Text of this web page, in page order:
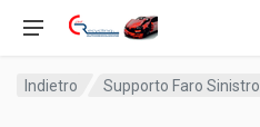
Indietro Supporto Faro Sinistro